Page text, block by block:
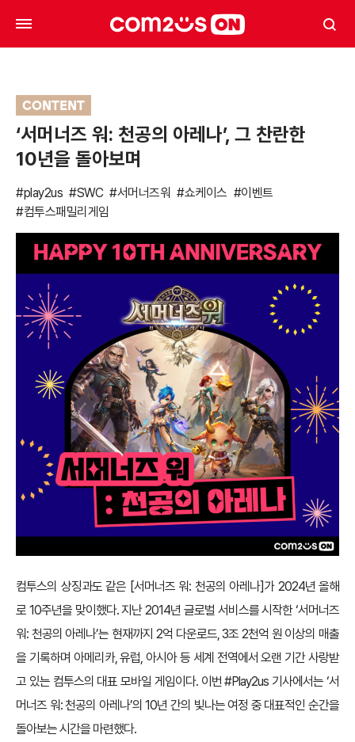
CONTENT
‘서머너즈 워: 천공의 아레나’, 그 찬란한
10년을 돌아보며
#play2us #SWC #서머너즈워 #쇼케이스 #이벤트
#컴투스패밀리게임
컴투스의 상징과도 같은 [서머너즈 워: 천공의 아레나]가 2024년 올해
로 10주년을 맞이했다. 지난 2014년 글로벌 서비스를 시작한 ‘서머너즈
워: 천공의 아레나’는 현재까지 2억 다운로드, 3조 2천억 원 이상의 매출
을 기록하며 아메리카, 유럽, 아시아 등 세계 전역에서 오랜 기간 사랑받
고 있는 컴투스의 대표 모바일 게임이다. 이번 #Play2us 기사에서는 ‘서
머너즈 워: 천공의 아레나’의 10년 간의 빛나는 여정 중 대표적인 순간을
돌아보는 시간을 마련했다.